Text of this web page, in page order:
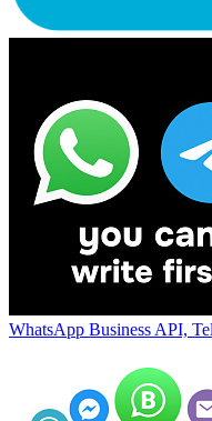
WhatsApp Business API,